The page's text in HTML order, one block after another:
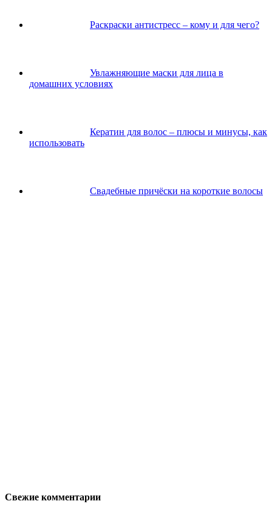
Раскраски антистресс – кому и для чего?
Увлажняющие маски для лица в
домашних условиях
Кератин для волос – плюсы и минусы, как
использовать
Свадебные причёски на короткие волосы
Свежие комментарии